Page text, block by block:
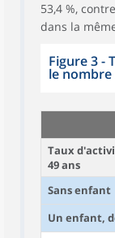
53,4 %,
dans la
Figure 3 -
le nombre
Taux
49 ans
Sans enfant
Un enfant,